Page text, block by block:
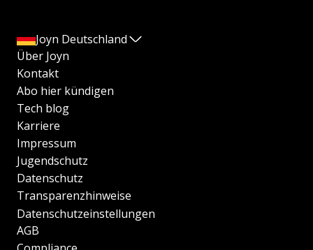
Joyn Deutschland
Über Joyn
Kontakt
Abo hier kündigen
Tech blog
Karriere
Impressum
Jugendschutz
Datenschutz
Transparenzhinweise
Datenschutzeinstellungen
AGB